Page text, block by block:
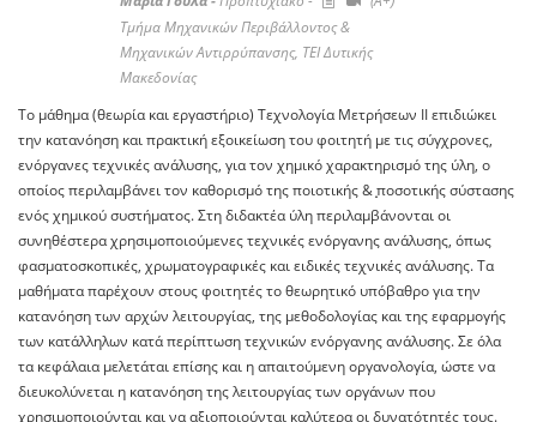
Τμήμα Μηχανικών Περιβάλλοντος &
Μηχανικών Αντιρρύπανσης, ΤΕΙ Δυτικής
Μακεδονίας
Tο μάθημα (θεωρία και εργαστήριο) Τεχνολογία Μετρήσεων ΙΙ επιδιώκει
την κατανόηση και πρακτική εξοικείωση του φοιτητή με τις σύγχρονες,
ενόργανες τεχνικές ανάλυσης, για τον χημικό χαρακτηρισμό της ύλη, ο
οποίος περιλαμβάνει τον καθορισμό της ποιοτικής & ̟ποσοτικής σύστασης
ενός χημικού συστήματος. Στη διδακτέα ύλη περιλαμβάνονται οι
συνηθέστερα χρησιμοποιούμενες τεχνικές ενόργανης ανάλυσης, όπως
φασματοσκοπικές, χρωματογραφικές και ειδικές τεχνικές ανάλυσης. Τα
μαθήματα παρέχουν στους φοιτητές το θεωρητικό υπόβαθρο για την
κατανόηση των αρχών λειτουργίας, της μεθοδολογίας και της εφαρμογής
των κατάλληλων κατά περίπτωση τεχνικών ενόργανης ανάλυσης. Σε όλα
τα κεφάλαια μελετάται επίσης και η απαιτούμενη οργανολογία, ώστε να
διευκολύνεται η κατανόηση της λειτουργίας των οργάνων που
χρησιμοποιούνται και να αξιοποιούνται καλύτερα οι δυνατότητές τους.